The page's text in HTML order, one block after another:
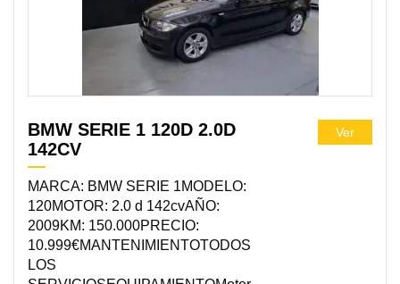
BMW SERIE 1 120D 2.0D
142CV
MARCA: BMW SERIE 1MODELO:
120MOTOR: 2.0 d 142cvAÑO:
2009KM: 150.000PRECIO:
10.999€MANTENIMIENTOTODOS
LOS
Ver